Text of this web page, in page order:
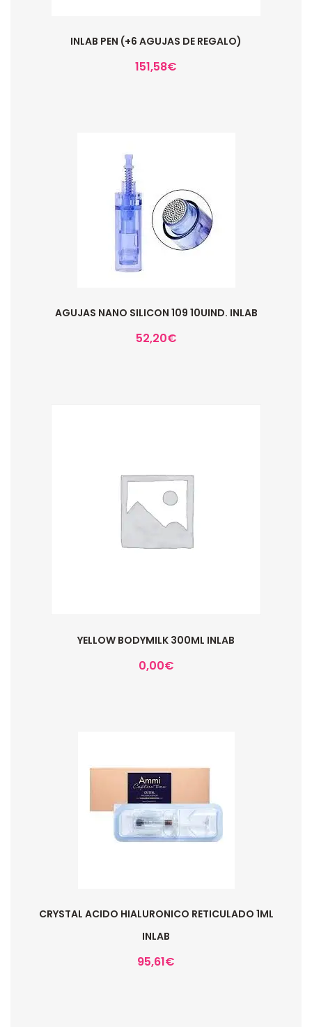
INLAB PEN (+6 AGUJAS DE REGALO)
151,58€
AGUJAS NANO SILICON 109 10UIND. INLAB
52,20€
YELLOW BODYMILK 300ML INLAB
0,00€
CRYSTAL ACIDO HIALURONICO RETICULADO 1ML
INLAB
95,61€